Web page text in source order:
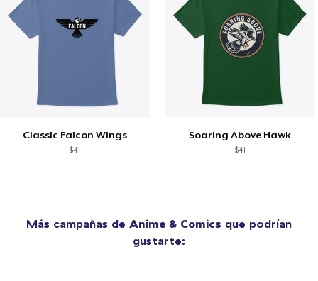
Classic Falcon Wings
$41
Soaring Above Hawk
$41
Más campañas de Anime & Comics que podrían
gustarte: